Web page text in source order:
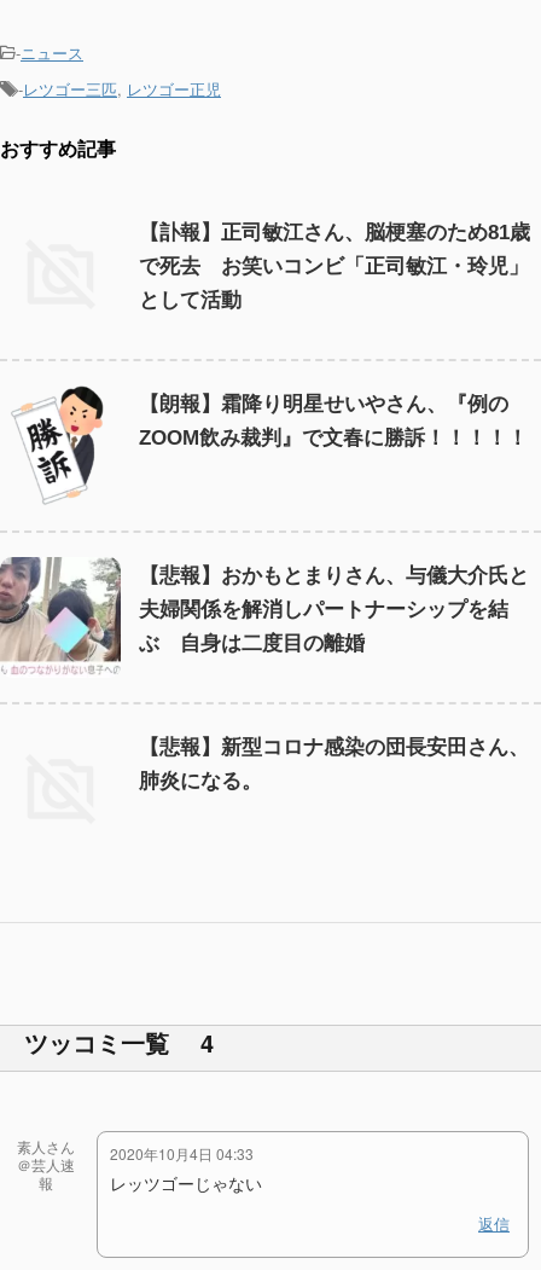
-ニュース
-レツゴー三匹, レツゴー正児
おすすめ記事
【訃報】正司敏江さん、脳梗塞のため81歳
で死去 お笑いコンビ「正司敏江・玲児」
として活動
【朗報】霜降り明星せいやさん、『例の
ZOOM飲み裁判』で文春に勝訴！！！！！
【悲報】おかもとまりさん、与儀大介氏と
夫婦関係を解消しパートナーシップを結
ぶ 自身は二度目の離婚
【悲報】新型コロナ感染の団長安田さん、
肺炎になる。
ツッコミ一覧 4
素人さん
＠芸人速
報
2020年10月4日 04:33
レッツゴーじゃない
返信